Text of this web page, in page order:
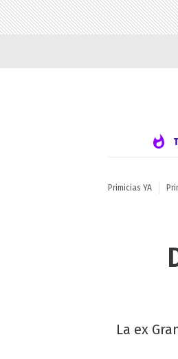
Primicias YA
La ex